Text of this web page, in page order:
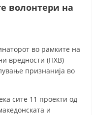
– ОПШТИНСКА
волонтери на
во рамките на
вредности (ПХВ)
признанија во
сите 11 проекти од
и